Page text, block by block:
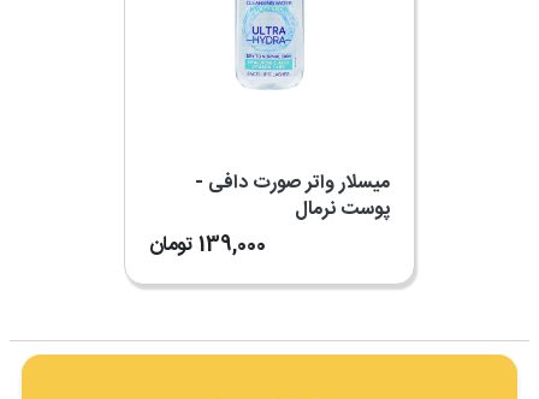
میسلار واتر صورت دافی -
پوست نرمال
139,000تومان